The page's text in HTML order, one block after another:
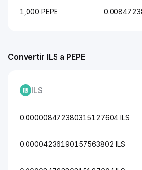
1,000 PEPE
Convertir ILS a PEPE
ILS
0.000008472380315127604 ILS
0.00004236190157563802 ILS